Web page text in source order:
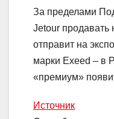
За пределами
Jetour
отправит на
марки Exeed – в
«премиум»
Источник